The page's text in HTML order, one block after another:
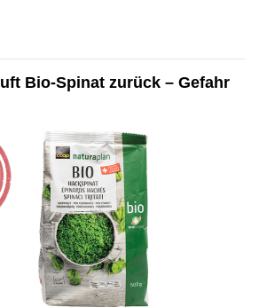
Bio-Spinat zurück – Gefahr